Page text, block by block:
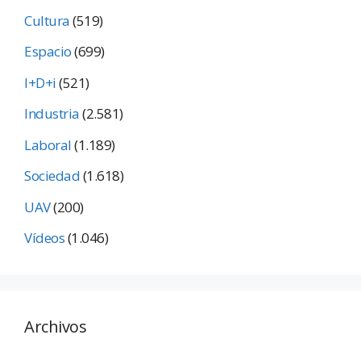
Cultura(519)
Espacio(699)
I+D+i(521)
Industria(2.581)
Laboral(1.189)
Sociedad(1.618)
UAV(200)
Vídeos(1.046)
Archivos